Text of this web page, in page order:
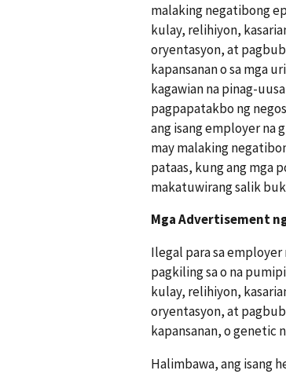
malaking negatibong
kulay, relihiyon,
oryentasyon, at
kapansanan o sa mga
kagawian na pinag-
pagpapatakbo ng
ang isang employer na
may malaking
pataas, kung ang mga
makatuwirang salik
Mga Advertisement
Ilegal para sa
pagkiling sa o na
kulay, relihiyon,
oryentasyon, at
kapansanan, o genetic
Halimbawa, ang isang